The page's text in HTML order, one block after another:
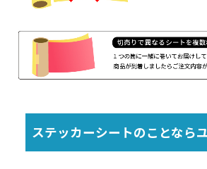
ステッカーシートのことなら